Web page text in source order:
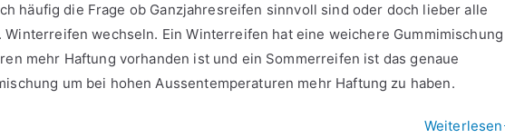
häufig die Frage ob Ganzjahresreifen sinnvoll sind oder doch lieber alle
Winterreifen wechseln. Ein Winterreifen hat eine weichere Gummimischung
mehr Haftung vorhanden ist und ein Sommerreifen ist das genaue
um bei hohen Aussentemperaturen mehr Haftung zu haben.
Weiterlesen